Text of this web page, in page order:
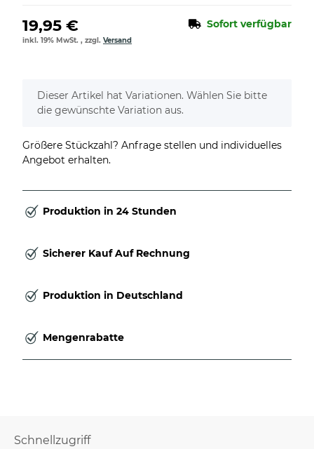
19,95 € Sofort verfügbar
inkl. 19% MwSt. , zzgl. Versand
x
Dieser Artikel hat Variationen. Wählen Sie bitte
die gewünschte Variation aus.
Größere Stückzahl? Anfrage stellen und individuelles
Angebot erhalten.
Produktion in 24 Stunden
Sicherer Kauf Auf Rechnung
Produktion in Deutschland
Mengenrabatte
Schnellzugriff